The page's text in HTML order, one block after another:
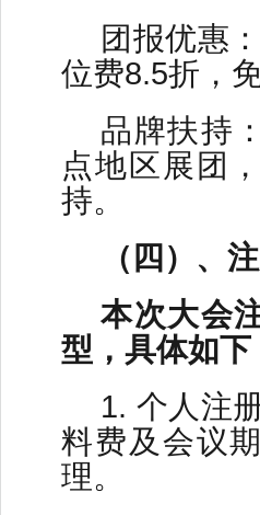
团报优惠
位费8.5折，
品牌扶持
点地区展团
持。
（四）、
本次大会
型，具体如下
1. 个人注
料费及会议
理。